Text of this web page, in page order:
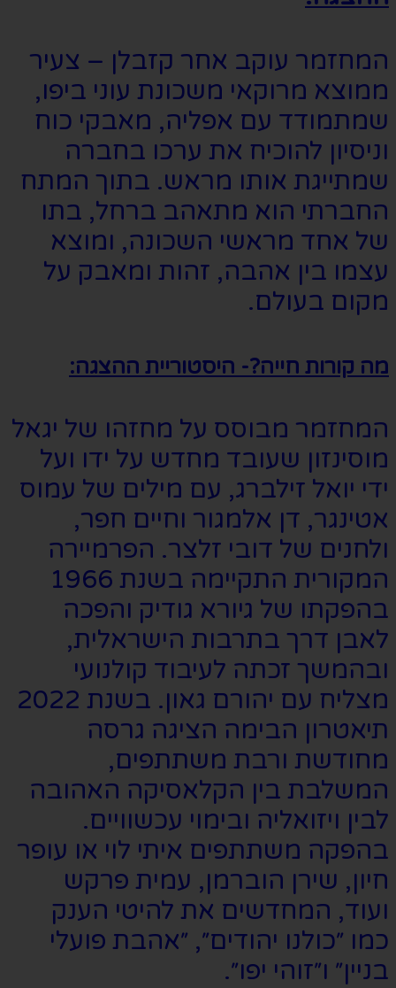
המחזמר עוקב אחר קזבלן – צעיר
ממוצא מרוקאי משכונת עוני ביפו,
שמתמודד עם אפליה, מאבקי כוח
וניסיון להוכיח את ערכו בחברה
שמתייגת אותו מראש. בתוך המתח
החברתי הוא מתאהב ברחל, בתו
של אחד מראשי השכונה, ומוצא
עצמו בין אהבה, זהות ומאבק על
מקום בעולם.
מה קורות חייה?- היסטוריית ההצגה:
המחזמר מבוסס על מחזהו של יגאל
מוסינזון שעובד מחדש על ידו ועל
ידי יואל זילברג, עם מילים של עמוס
אטינגר, דן אלמגור וחיים חפר,
ולחנים של דובי זלצר. הפרמיירה
המקורית התקיימה בשנת 1966
בהפקתו של גיורא גודיק והפכה
לאבן דרך בתרבות הישראלית,
ובהמשך זכתה לעיבוד קולנועי
מצליח עם יהורם גאון. בשנת 2022
תיאטרון הבימה הציגה גרסה
מחודשת ורבת משתתפים,
המשלבת בין הקלאסיקה האהובה
לבין ויזואליה ובימוי עכשוויים.
בהפקה משתתפים איתי לוי או עופר
חיון, שירן הוברמן, עמית פרקש
ועוד, המחדשים את להיטי הענק
כמו ״כולנו יהודים״, ״אהבת פועלי
בניין״ ו״זוהי יפו״.